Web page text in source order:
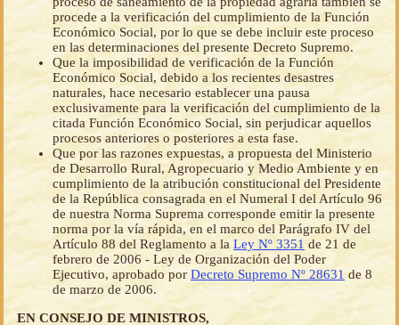
procede a la verificación del cumplimiento de la Función
Económico Social, por lo que se debe incluir este proceso
en las determinaciones del presente Decreto Supremo.
Que la imposibilidad de verificación de la Función
Económico Social, debido a los recientes desastres
naturales, hace necesario establecer una pausa
exclusivamente para la verificación del cumplimiento de la
citada Función Económico Social, sin perjudicar aquellos
procesos anteriores o posteriores a esta fase.
Que por las razones expuestas, a propuesta del Ministerio
de Desarrollo Rural, Agropecuario y Medio Ambiente y en
cumplimiento de la atribución constitucional del Presidente
de la República consagrada en el Numeral I del Artículo 96
de nuestra Norma Suprema corresponde emitir la presente
norma por la vía rápida, en el marco del Parágrafo IV del
Artículo 88 del Reglamento a la Ley Nº 3351 de 21 de
febrero de 2006 - Ley de Organización del Poder
Ejecutivo, aprobado por Decreto Supremo Nº 28631 de 8
de marzo de 2006.
EN CONSEJO DE MINISTROS,